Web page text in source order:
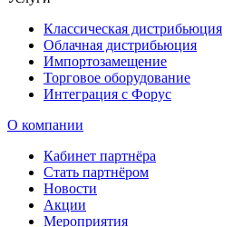
Классическая дистрибьюция
Облачная дистрибьюция
Импортозамещение
Торговое оборудование
Интеграция с Форус
О компании
Кабинет партнёра
Стать партнёром
Новости
Акции
Мероприятия